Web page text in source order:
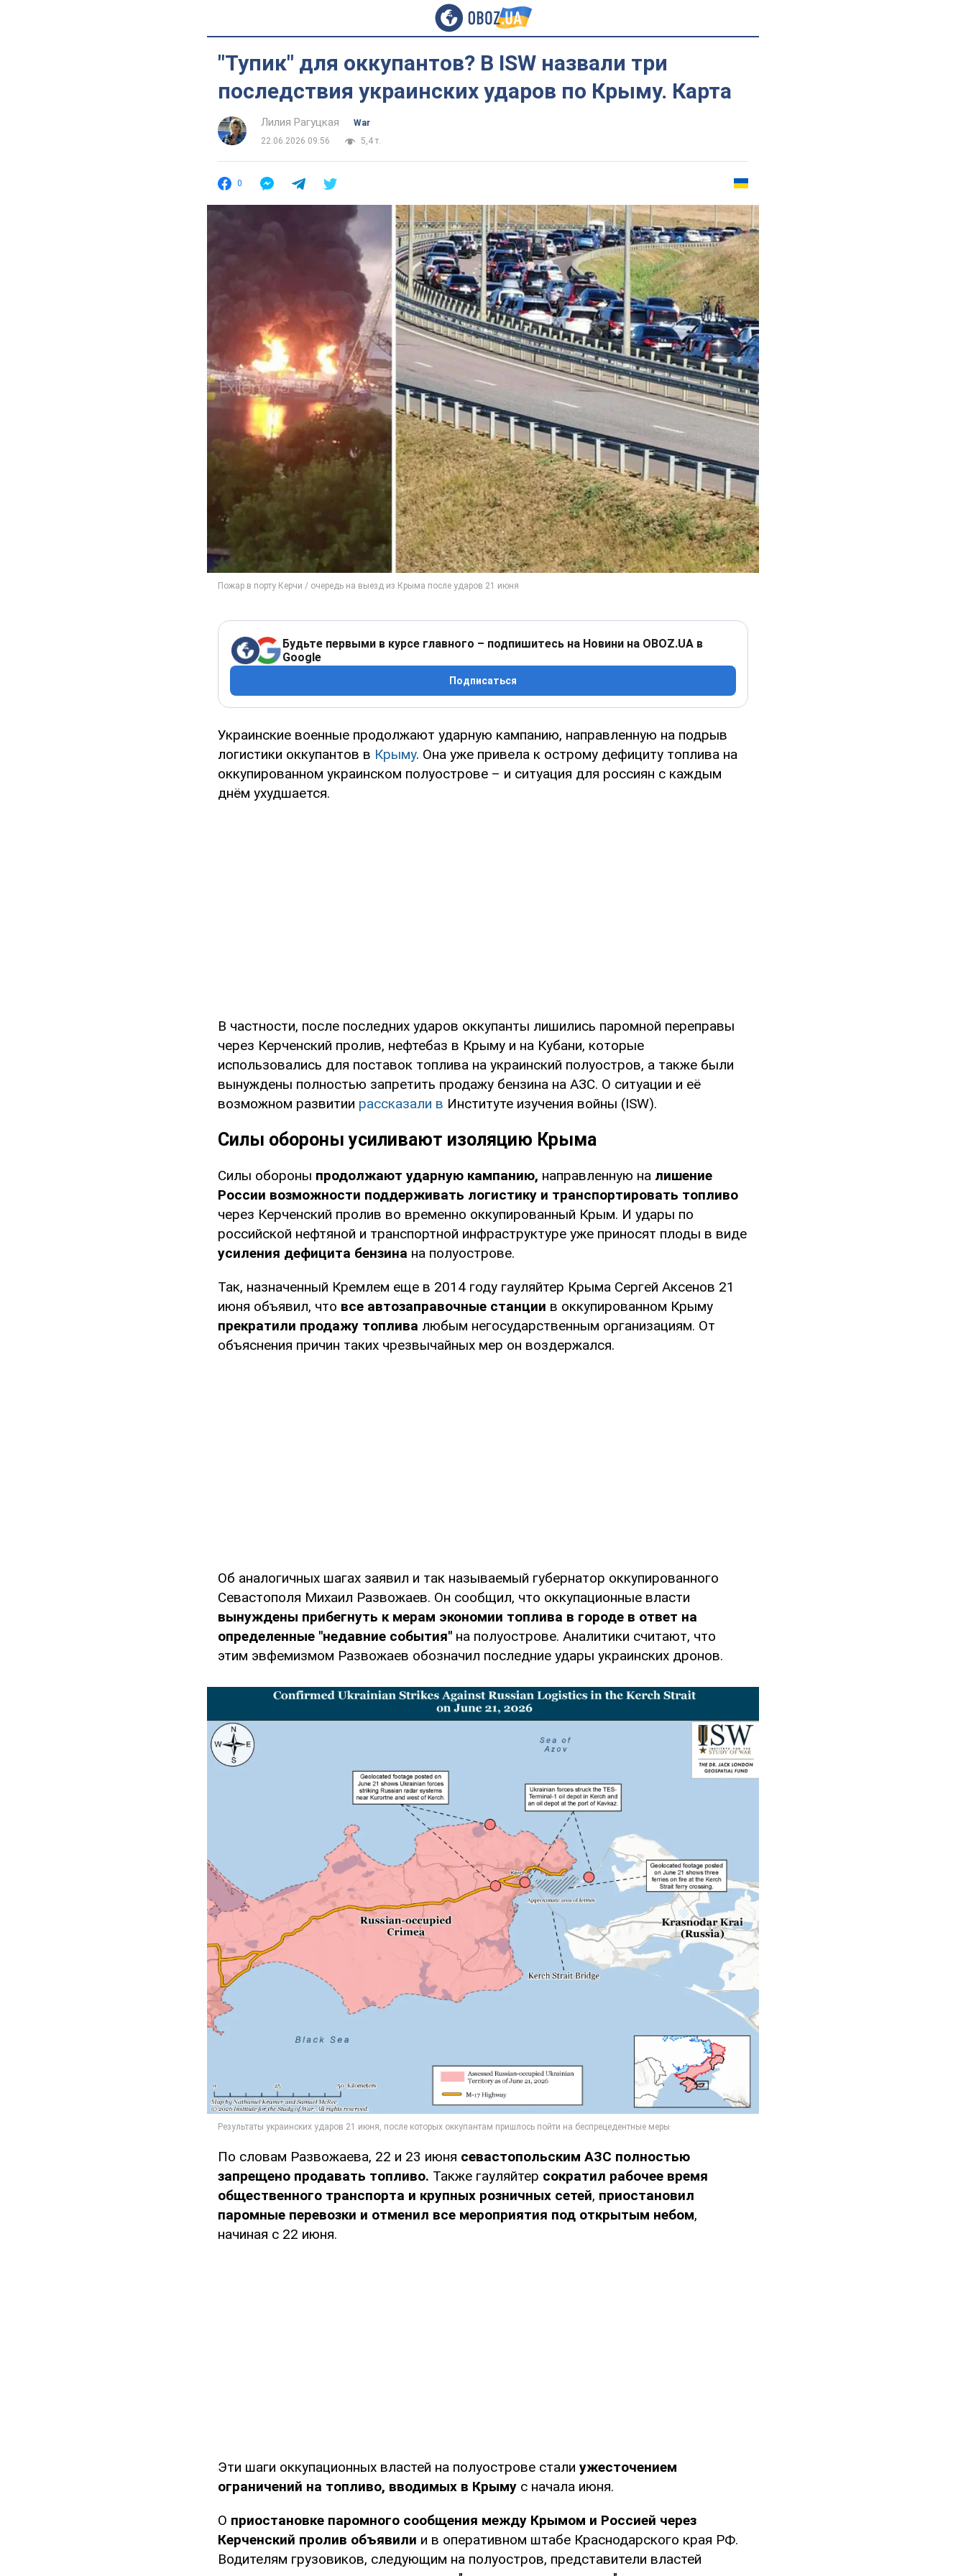
"Тупик" для оккупантов? В ISW назвали три
последствия украинских ударов по Крыму. Карта
Лилия Рагуцкая
War
22.06.2026 09:56
5,4 т.
0
Будьте первыми в курсе главного – подпишитесь на Новини на OBOZ.UA в
Google
Подписаться
Украинские военные продолжают ударную кампанию, направленную на подрыв
логистики оккупантов в Крыму. Она уже привела к острому дефициту топлива на
оккупированном украинском полуострове – и ситуация для россиян с каждым
днём ухудшается.
В частности, после последних ударов оккупанты лишились паромной переправы
через Керченский пролив, нефтебаз в Крыму и на Кубани, которые
использовались для поставок топлива на украинский полуостров, а также были
вынуждены полностью запретить продажу бензина на АЗС. О ситуации и её
возможном развитии рассказали в Институте изучения войны (ISW).
Силы обороны усиливают изоляцию Крыма
Силы обороны продолжают ударную кампанию, направленную на лишение
России возможности поддерживать логистику и транспортировать топливо
через Керченский пролив во временно оккупированный Крым. И удары по
российской нефтяной и транспортной инфраструктуре уже приносят плоды в виде
усиления дефицита бензина на полуострове.
Так, назначенный Кремлем еще в 2014 году гауляйтер Крыма Сергей Аксенов 21
июня объявил, что все автозаправочные станции в оккупированном Крыму
прекратили продажу топлива любым негосударственным организациям. От
объяснения причин таких чрезвычайных мер он воздержался.
Об аналогичных шагах заявил и так называемый губернатор оккупированного
Севастополя Михаил Развожаев. Он сообщил, что оккупационные власти
вынуждены прибегнуть к мерам экономии топлива в городе в ответ на
определенные "недавние события" на полуострове. Аналитики считают, что
этим эвфемизмом Развожаев обозначил последние удары украинских дронов.
По словам Развожаева, 22 и 23 июня севастопольским АЗС полностью
запрещено продавать топливо. Также гауляйтер сократил рабочее время
общественного транспорта и крупных розничных сетей, приостановил
паромные перевозки и отменил все мероприятия под открытым небом,
начиная с 22 июня.
Эти шаги оккупационных властей на полуострове стали ужесточением
ограничений на топливо, вводимых в Крыму с начала июня.
О приостановке паромного сообщения между Крымом и Россией через
Керченский пролив объявили и в оперативном штабе Краснодарского края РФ.
Водителям грузовиков, следующим на полуостров, представители властей